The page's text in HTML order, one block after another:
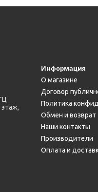
Информация
О магазине
Договор
Политика
Обмен и возврат
Наши контакты
Производители
Оплата и